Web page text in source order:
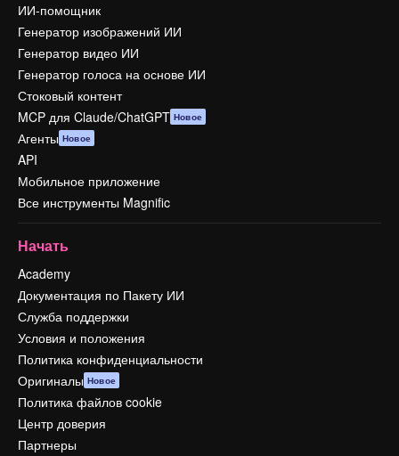
ИИ-помощник
Генератор изображений ИИ
Генератор видео ИИ
Генератор голоса на основе ИИ
Стоковый контент
MCP для Claude/ChatGPT Новое
Агенты Новое
API
Мобильное приложение
Все инструменты Magnific
Начать
Academy
Документация по Пакету ИИ
Служба поддержки
Условия и положения
Политика конфиденциальности
Оригиналы Новое
Политика файлов cookie
Центр доверия
Партнеры